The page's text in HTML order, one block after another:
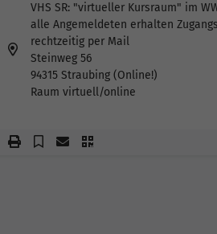
VHS SR: "virtueller Kursraum" im
alle Angemeldeten erhalten
rechtzeitig per Mail
Steinweg 56
94315 Straubing (Online!)
Raum virtuell/online